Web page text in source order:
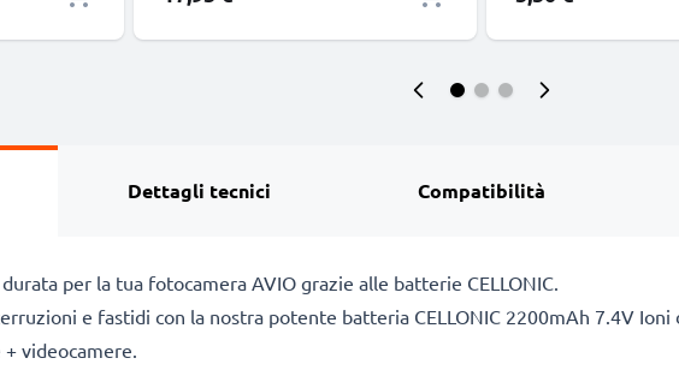
Dettagli tecnici Compatibilità
per la tua fotocamera AVIO grazie alle batterie CELLONIC.
e fastidi con la nostra potente batteria CELLONIC 2200mAh 7.4V
videocamere.